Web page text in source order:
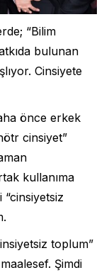
“Bilim
bulunan
Cinsiyete
önce erkek
cinsiyet”
kullanıma
“cinsiyetsiz
toplum”
Şimdi